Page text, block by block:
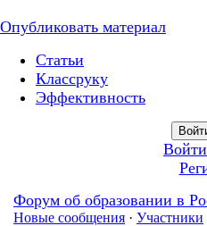
Опубликовать материал
Статьи
Классруку
Эффективность
Форум об образовании в
Новые сообщения · Участники